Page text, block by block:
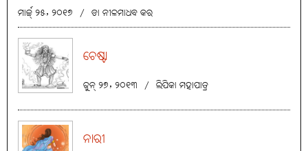
ମାର୍ଚ୍ଚ୍ ୨୫, ୨୦୧୭ / ଡା ନୀଳମାଧବ କର
ଚେଷ୍ଟା
ଜୁନ୍ ୨୭, ୨୦୧୩ / ଲିପିକା ମହାପାତ୍ର
ନାରୀ